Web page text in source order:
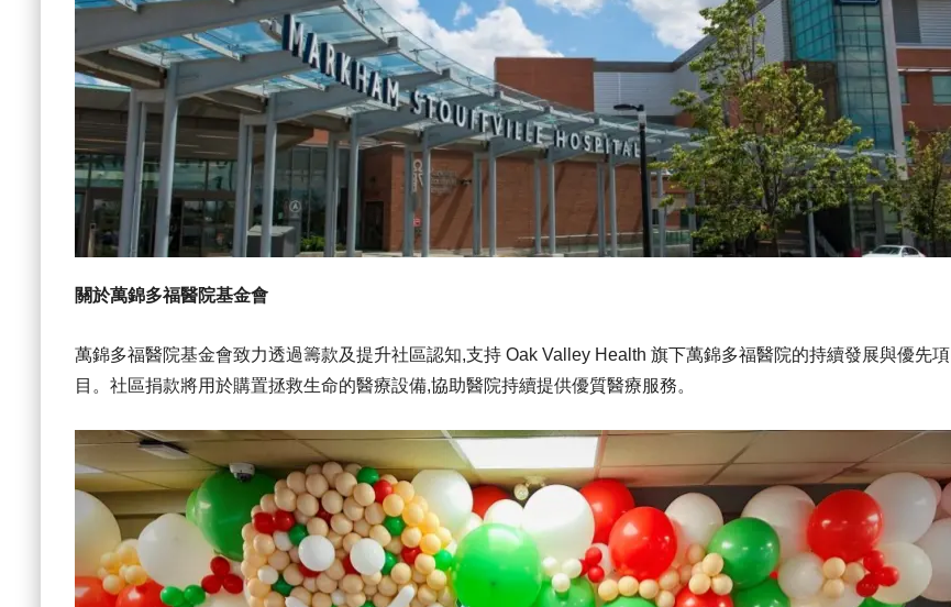
關於萬錦多福醫院基金會
萬錦多福醫院基金會致力透過籌款及提升社區認知,支持 Oak Valley Health 旗下萬錦多福醫院的持續發展與優先項
目。社區捐款將用於購置拯救生命的醫療設備,協助醫院持續提供優質醫療服務。